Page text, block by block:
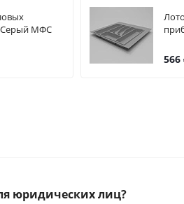
Серый МФС
566
юридических лиц?